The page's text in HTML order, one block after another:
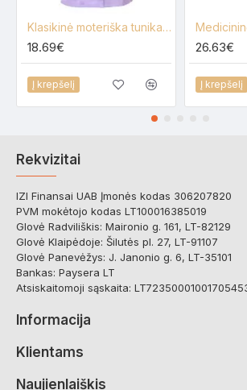
Klasikinė moteriška tunika PORTWEST LW20
18.69€
Į krepšelį
26.63€
Į krepšelį
Rekvizitai
IZI Finansai UAB Įmonės kodas 306207820
PVM mokėtojo kodas LT100016385019
Glovė Radviliškis: Maironio g. 161, LT-82129
Glovė Klaipėdoje: Šilutės pl. 27, LT-91107
Glovė Panevėžys: J. Janonio g. 6, LT-35101
Bankas: Paysera LT
Atsiskaitomoji sąskaita:
Informacija
Klientams
Naujienlaiškis